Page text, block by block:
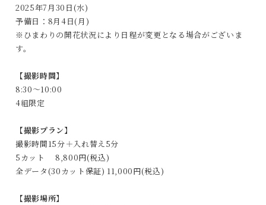
2025年7月30日(水)
予備日：8月4日(月)
※ひまわりの開花状況により日程が変更となる場合がございま
す。
【撮影時間】
8:30～10:00
4組限定
【撮影プラン】
撮影時間15分＋入れ替え5分
5カット 8,800円(税込)
全データ(30カット保証) 11,000円(税込)
【撮影場所】